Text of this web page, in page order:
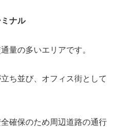
ナル
量の多いエリアです。
ち並び、オフィス街として
確保のため周辺道路の通行